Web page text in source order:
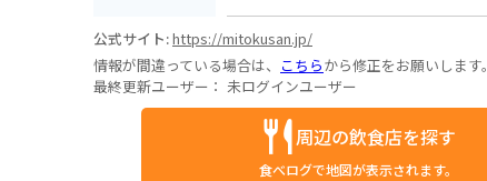
公式サイト:https://mitokusan.jp/
情報が間違っている場合は、 こちらから修正をお願いします。
最終更新ユーザー： 未ログインユーザー
周辺の飲食店を探す
食べログで地図が表示されます。